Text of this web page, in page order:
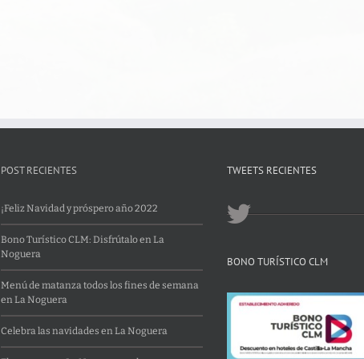
POST RECIENTES
¡Feliz Navidad y próspero año 2022
Bono Turístico CLM: Disfrútalo en La
Noguera
Menú de matanza todos los fines de semana
en La Noguera
Celebra las navidades en La Noguera
TWEETS RECIENTES
BONO TURÍSTICO CLM